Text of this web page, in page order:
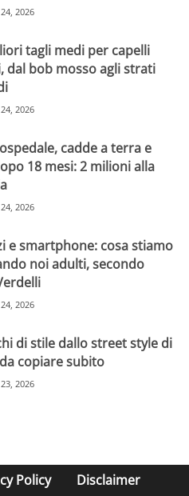
2026
tagli medi per capelli
dal bob mosso agli strati
2026
cadde a terra e
18 mesi: 2 milioni alla
2026
e smartphone: cosa stiamo
noi adulti, secondo
2026
di stile dallo street style di
copiare subito
2026
Policy Disclaimer